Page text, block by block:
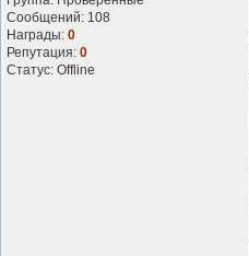
Сообщений: 108
Награды: 0
Репутация: 0
Статус: Offline